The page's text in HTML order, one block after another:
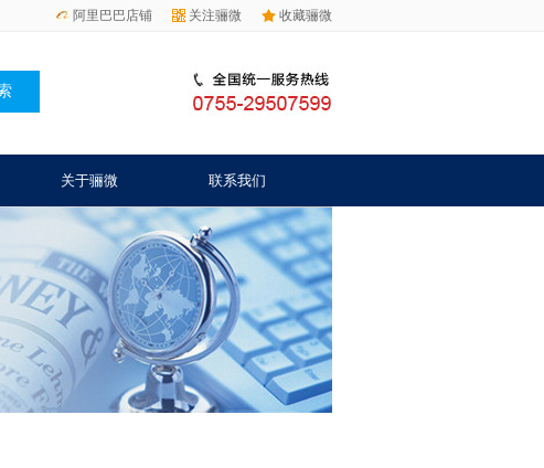
阿里巴巴店铺 关注骊微 收藏骊微
关于骊微 联系我们